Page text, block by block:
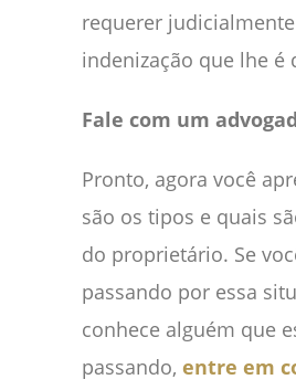
requerer
indenização que lhe é
Fale com um
Pronto, agora você
são os tipos e quais
do proprietário. Se
passando por essa
conhece alguém que
passando, entre em